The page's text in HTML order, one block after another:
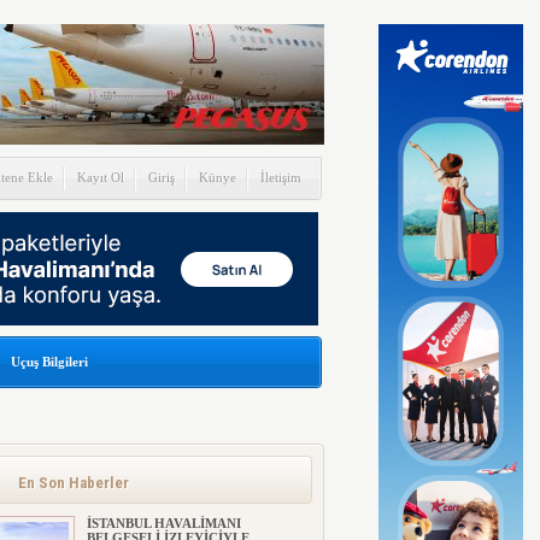
Ekle Kayıt Ol Giriş Künye İletişim
Uçuş Bilgileri
En Son Haberler
İSTANBUL HAVALİMANI